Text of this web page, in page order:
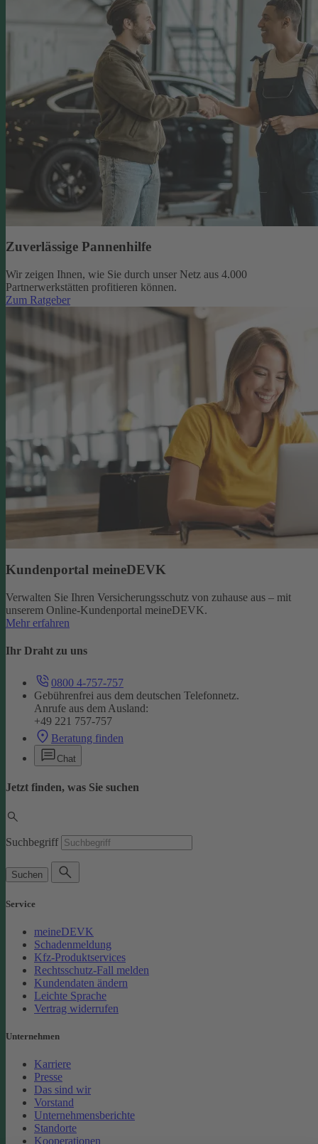
Zuverlässige Pannenhilfe
Wir zeigen Ihnen, wie Sie durch unser Netz aus 4.000
Partnerwerkstätten profitieren können.
Zum Ratgeber
Kundenportal meineDEVK
Verwalten Sie Ihren Versicherungsschutz von zuhause aus – mit
unserem Online-Kundenportal meineDEVK.
Mehr erfahren
Ihr Draht zu uns
0800 4-757-757
Gebührenfrei aus dem deutschen Telefonnetz.
Anrufe aus dem Ausland:
+49 221 757-757
Beratung finden
Chat
Jetzt finden, was Sie suchen
Suchbegriff
Suchen
Service
meineDEVK
Schadenmeldung
Kfz-Produktservices
Rechtsschutz-Fall melden
Kundendaten ändern
Leichte Sprache
Vertrag widerrufen
Unternehmen
Karriere
Presse
Das sind wir
Vorstand
Unternehmensberichte
Standorte
Kooperationen